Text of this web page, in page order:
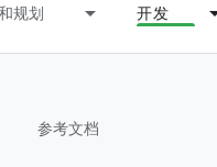
规划 开发
参考文档